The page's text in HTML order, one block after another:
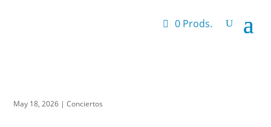
0 Prods.
May 18, 2026 |Conciertos